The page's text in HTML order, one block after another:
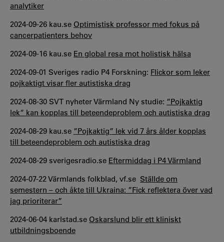
analytiker
2024-09-26 kau.se Optimistisk professor med fokus på
cancerpatienters behov
2024-09-16 kau.se En global resa mot holistisk hälsa
2024-09-01 Sveriges radio P4 Forskning: Flickor som leker
pojkaktigt visar fler autistiska drag
2024-08-30 SVT nyheter Värmland Ny studie: ”Pojkaktig
lek” kan kopplas till beteendeproblem och autistiska drag
2024-08-29 kau.se ”Pojkaktig” lek vid 7 års ålder kopplas
till beteendeproblem och autistiska drag
2024-08-29 sverigesradio.se Eftermiddag i P4 Värmland
2024-07-22 Värmlands folkblad, vf.se Ställde om
semestern – och åkte till Ukraina: ”Fick reflektera över vad
jag prioriterar”
2024-06-04 karlstad.se Oskarslund blir ett kliniskt
utbildningsboende